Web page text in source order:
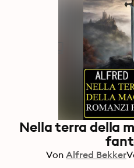
Nella terra della
Von Alfred Bekker